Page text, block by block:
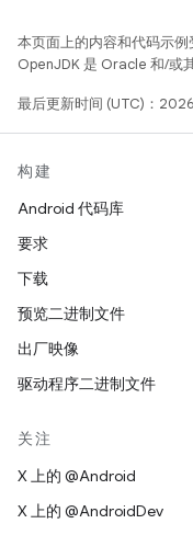
本页面上的内容和代码示例
OpenJDK 是 Oracle 和/或
最后更新时间 (UTC)：
构建
Android 代码库
要求
下载
预览二进制文件
出厂映像
驱动程序二进制文件
关注
X 上的 @Android
X 上的 @AndroidDev